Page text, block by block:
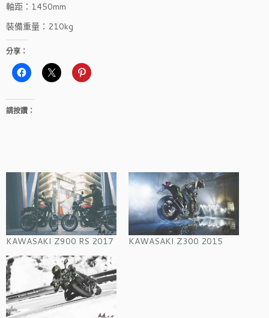
軸距：1450mm
裝備重量：210kg
分享：
請按讚：
KAWASAKI Z900 RS 2017 KAWASAKI Z300 2015